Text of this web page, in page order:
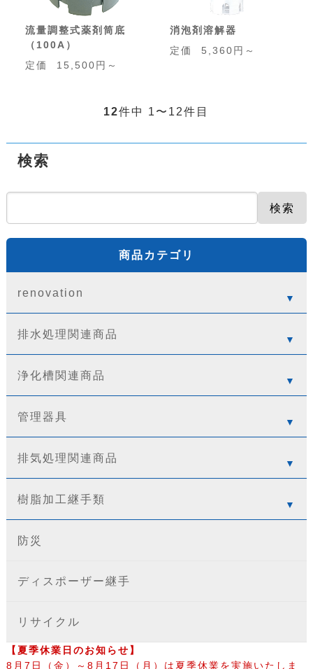
流量調整式薬剤筒底
（100A）
定価
15,500円～
消泡剤溶解器
定価
5,360円～
12件中 1〜12件目
検索
検索
商品カテゴリ
renovation
排水処理関連商品
浄化槽関連商品
管理器具
排気処理関連商品
樹脂加工継手類
防災
ディスポーザー継手
リサイクル
【夏季休業日のお知らせ】
8月7日（金）～8月17日（月）は夏季休業を実施いたしま